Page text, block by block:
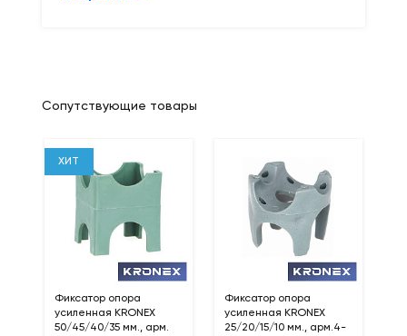
Сопутствующие товары
ХИТ
Фиксатор опора
усиленная KRONEX
50/45/40/35 мм., арм.
Фиксатор опора
усиленная KRONEX
25/20/15/10 мм., арм.4-